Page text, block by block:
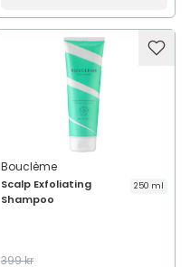
Bouclème
Scalp Exfoliating
Shampoo
250 ml
399 kr